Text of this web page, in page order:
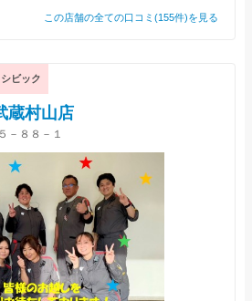
この店舗の全ての口コミ(155件)を見る
ビック
村山店
－８８－１